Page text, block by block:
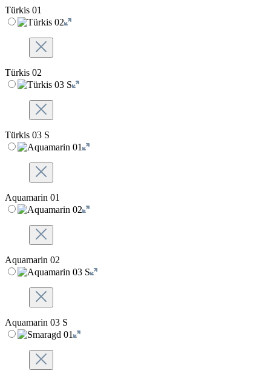
Türkis 01
Türkis 02
Türkis 03 S
Aquamarin 01
Aquamarin 02
Aquamarin 03 S